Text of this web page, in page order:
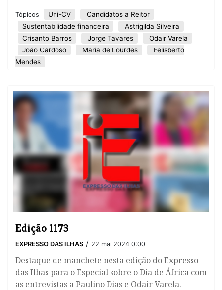
Tópicos Uni-CV
Candidatos a Reitor
Sustentabilidade financeira
Astrigilda Silveira
Crisanto Barros
Jorge Tavares
Odair Varela
João Cardoso
Maria de Lourdes
Felisberto
Mendes
Edição 1173
EXPRESSO DAS ILHAS / 22 mai 2024 0:00
Destaque de manchete nesta edição do Expresso
das Ilhas para o Especial sobre o Dia de África com
as entrevistas a Paulino Dias e Odair Varela.